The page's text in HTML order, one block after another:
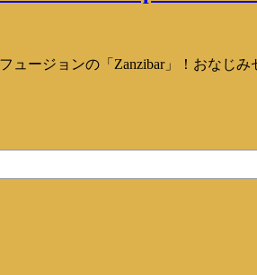
ュージョンの「Zanzibar」！おなじ